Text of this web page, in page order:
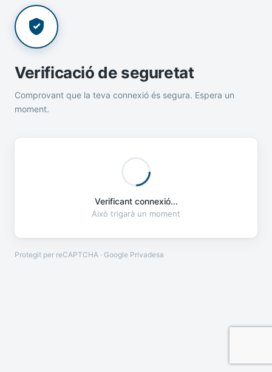
Verificació de seguretat
Comprovant que la teva connexió és segura. Espera un
moment.
Verificant connexió...
Això trigarà un moment
Protegit per reCAPTCHA · Google Privadesa